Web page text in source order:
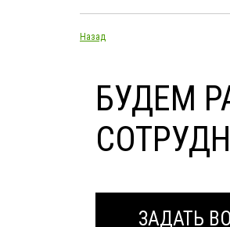
Назад
БУДЕМ
ЗАДАТЬ